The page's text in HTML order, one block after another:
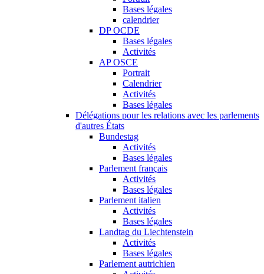
Bases légales
calendrier
DP OCDE
Bases légales
Activités
AP OSCE
Portrait
Calendrier
Activités
Bases légales
Délégations pour les relations avec les parlements
d'autres États
Bundestag
Activités
Bases légales
Parlement français
Activités
Bases légales
Parlement italien
Activités
Bases légales
Landtag du Liechtenstein
Activités
Bases légales
Parlement autrichien